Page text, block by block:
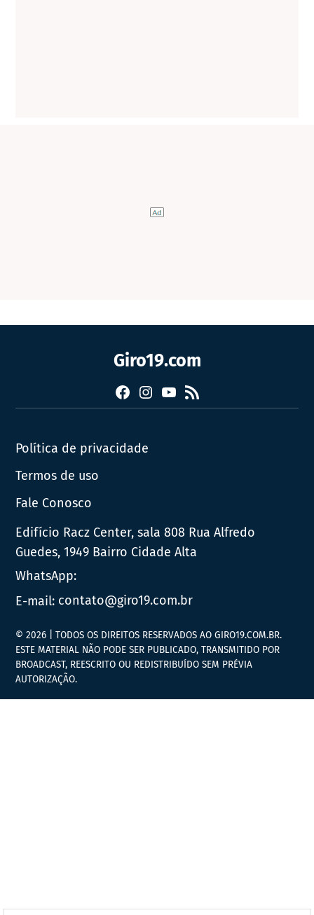
Giro19.com
FacebookInstagram
YouTube
RSS
Política de privacidade
Termos de uso
Fale Conosco
Edifício Racz Center, sala 808 Rua Alfredo
Guedes, 1949 Bairro Cidade Alta
WhatsApp:
E-mail: contato@giro19.com.br
© 2026 | TODOS OS DIREITOS RESERVADOS AO GIRO19.COM.BR.
ESTE MATERIAL NÃO PODE SER PUBLICADO, TRANSMITIDO POR
BROADCAST, REESCRITO OU REDISTRIBUÍDO SEM PRÉVIA
AUTORIZAÇÃO.